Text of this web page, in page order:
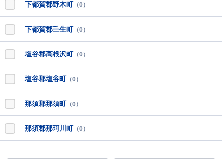
下都賀郡野木町 （0）
下都賀郡壬生町 （0）
塩谷郡高根沢町 （0）
塩谷郡塩谷町 （0）
那須郡那須町 （0）
那須郡那珂川町 （0）